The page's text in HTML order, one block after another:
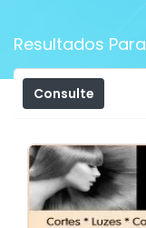
Resultados Para
Consulte